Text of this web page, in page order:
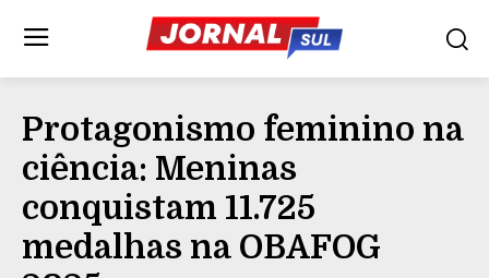
Protagonismo feminino na
ciência: Meninas
conquistam 11.725
medalhas na OBAFOG